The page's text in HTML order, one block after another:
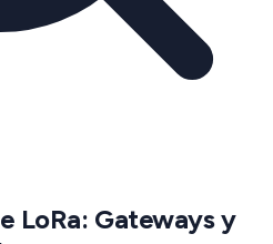
LoRa: Gateways y